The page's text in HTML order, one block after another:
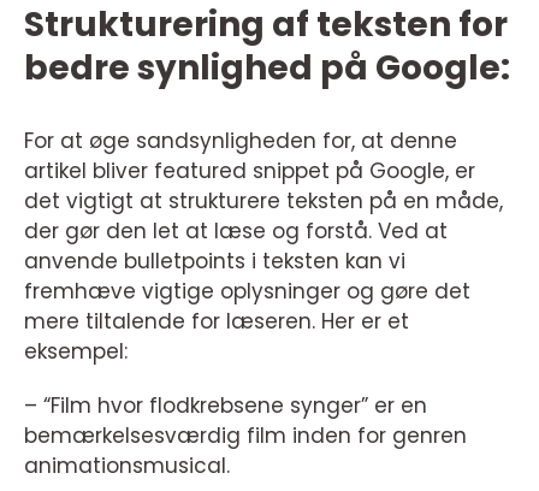
Strukturering af teksten for
bedre synlighed på Google:
For at øge sandsynligheden for, at denne
artikel bliver featured snippet på Google, er
det vigtigt at strukturere teksten på en måde,
der gør den let at læse og forstå. Ved at
anvende bulletpoints i teksten kan vi
fremhæve vigtige oplysninger og gøre det
mere tiltalende for læseren. Her er et
eksempel:
– “Film hvor flodkrebsene synger” er en
bemærkelsesværdig film inden for genren
animationsmusical.